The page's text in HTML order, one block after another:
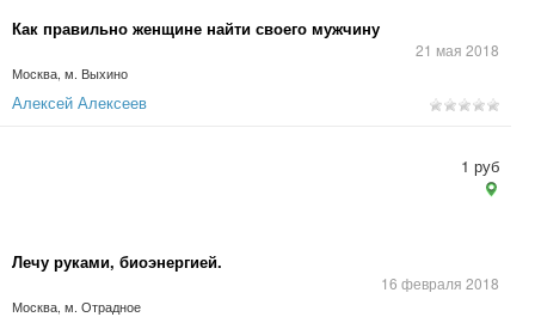
Как правильно женщине найти своего мужчину
21 мая 2018
Москва, м. Выхино
Алексей Алексеев
Лечу руками, биоэнергией.
16 февраля 2018
Москва, м. Отрадное
1 руб